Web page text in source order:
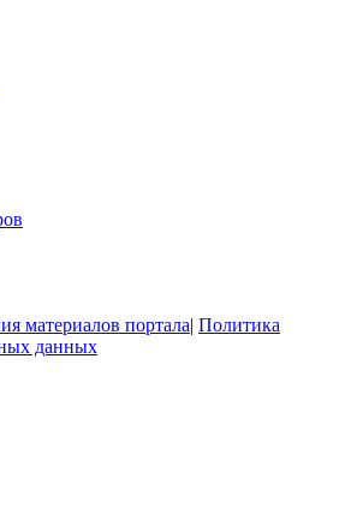
материалов портала| Политика
данных